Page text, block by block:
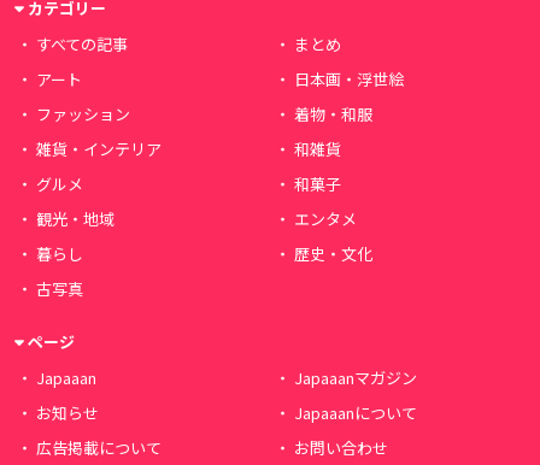
カテゴリー
すべての記事
まとめ
アート
日本画・浮世絵
ファッション
着物・和服
雑貨・インテリア
和雑貨
グルメ
和菓子
観光・地域
エンタメ
暮らし
歴史・文化
古写真
ページ
Japaaan
Japaaanマガジン
お知らせ
Japaaanについて
広告掲載について
お問い合わせ